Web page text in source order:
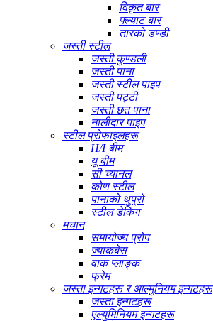
विकृत बार
फ्ल्याट बार
तारको डण्डी
जस्ती स्टील
जस्ती कुण्डली
जस्ती पाना
जस्ती स्टील पाइप
जस्ती पट्टी
जस्ती छत पाना
नालीदार पाइप
स्टील प्रोफाइलहरू
H/I बीम
यू बीम
सी च्यानल
कोण स्टील
पानाको थुप्रो
स्टील डेकिंग
मचान
समायोज्य प्रोप
ज्याकबेस
वाक प्लाङ्क
फ्रेम
जस्ता इन्गटहरू र आल्मुनियम इन्गटहरू
जस्ता इन्गटहरू
एल्युमिनियम इन्गटहरू